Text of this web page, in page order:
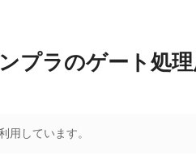
プラのゲート処
しています。